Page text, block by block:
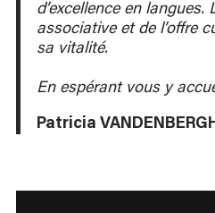
An establishment
of Europe
Finally, in response to the
a strong international
d’excellence en langues.
associative et de l’offre
sa vitalité.
En espérant vous y
Patricia